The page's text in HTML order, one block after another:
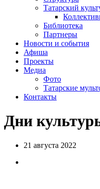
Татарский
Библиотека
Партнеры
Новости и события
Афиша
Проекты
Медиа
Фото
Татарские
Контакты
Дни
21 августа 2022